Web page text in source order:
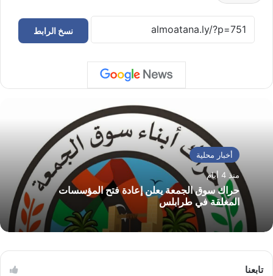
نسخ الرابط
أخبار محلية
منذ 4 أيام
حراك سوق الجمعة يعلن إعادة فتح المؤسسات
المغلقة في طرابلس
تابعنا